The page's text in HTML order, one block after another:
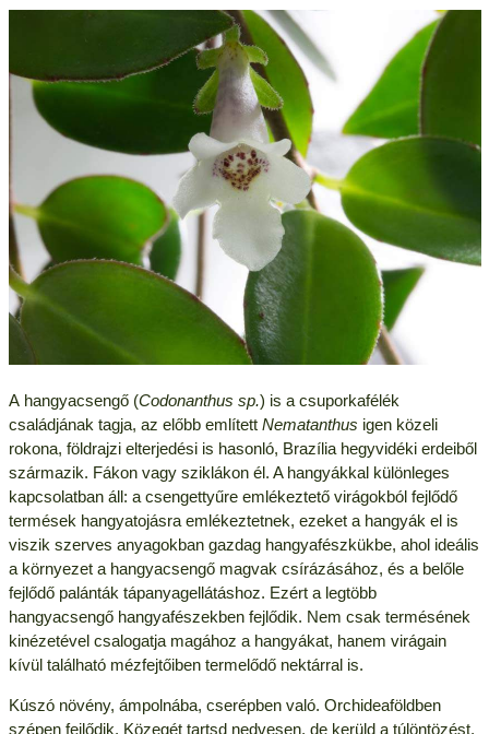
A hangyacsengő (Codonanthus sp.) is a csuporkafélék
családjának tagja, az előbb említett Nematanthus igen közeli
rokona, földrajzi elterjedési is hasonló, Brazília hegyvidéki erdeiből
származik. Fákon vagy sziklákon él. A hangyákkal különleges
kapcsolatban áll: a csengettyűre emlékeztető virágokból fejlődő
termések hangyatojásra emlékeztetnek, ezeket a hangyák el is
viszik szerves anyagokban gazdag hangyafészkükbe, ahol ideális
a környezet a hangyacsengő magvak csírázásához, és a belőle
fejlődő palánták tápanyagellátáshoz. Ezért a legtöbb
hangyacsengő hangyafészekben fejlődik. Nem csak termésének
kinézetével csalogatja magához a hangyákat, hanem virágain
kívül található mézfejtőiben termelődő nektárral is.
Kúszó növény, ámpolnába, cserépben való. Orchideaföldben
szépen fejlődik. Közegét tartsd nedvesen, de kerüld a túlöntözést,